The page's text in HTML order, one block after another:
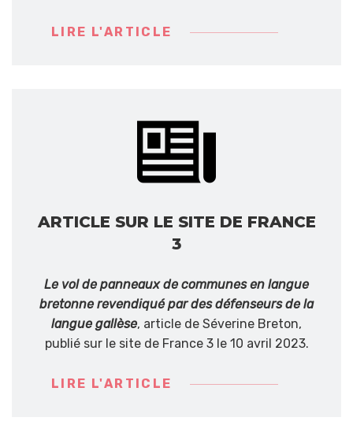
LIRE L'ARTICLE
ARTICLE SUR LE SITE DE FRANCE
3
Le vol de panneaux de communes en langue
bretonne revendiqué par des défenseurs de la
langue gallèse, article de Séverine Breton,
publié sur le site de France 3 le 10 avril 2023.
LIRE L'ARTICLE